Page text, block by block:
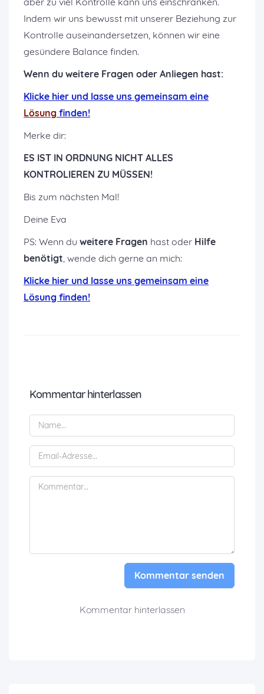
Indem wir uns bewusst mit unserer Beziehung zur
Kontrolle auseinandersetzen, können wir eine
gesündere Balance finden.
Wenn du weitere Fragen oder Anliegen hast:
Klicke hier und lasse uns gemeinsam eine
Lösung finden!
Merke dir:
ES IST IN ORDNUNG NICHT ALLES
KONTROLIEREN ZU MÜSSEN!
Bis zum nächsten Mal!
Deine Eva
PS: Wenn du weitere Fragen hast oder Hilfe
benötigt , wende dich gerne an mich:
Klicke hier und lasse uns gemeinsam eine
Lösung finden!
Kommentar hinterlassen
Kommentar senden
Kommentar hinterlassen